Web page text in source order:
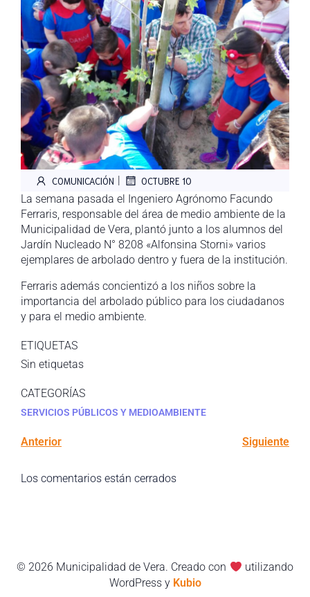
COMUNICACIÓN | OCTUBRE 10
La semana pasada el Ingeniero Agrónomo Facundo
Ferraris, responsable del área de medio ambiente de la
Municipalidad de Vera, plantó junto a los alumnos del
Jardín Nucleado N° 8208 «Alfonsina Storni» varios
ejemplares de arbolado dentro y fuera de la institución.
Ferraris además concientizó a los niños sobre la
importancia del arbolado público para los ciudadanos
y para el medio ambiente.
ETIQUETAS
Sin etiquetas
CATEGORÍAS
SERVICIOS PÚBLICOS Y MEDIOAMBIENTE
Anterior Siguiente
Los comentarios están cerrados
© 2026 Municipalidad de Vera. Creado con
utilizando
WordPress y Kubio